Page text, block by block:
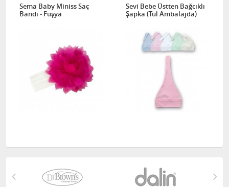
Sema Baby Miniss Saç
Bandı - Fuşya
Sevi Bebe Üstten Bağcıklı
Şapka (Tül Ambalajda)